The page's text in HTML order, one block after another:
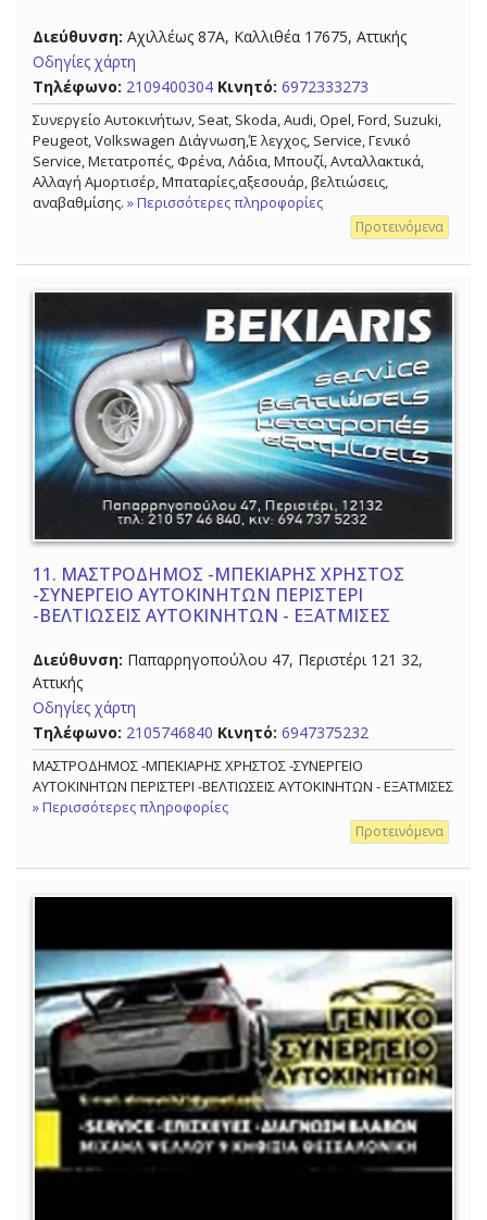
Διεύθυνση: Αχιλλέως 87Α, Καλλιθέα 17675, Αττικής
Οδηγίες χάρτη
Τηλέφωνο: 2109400304 Κινητό: 6972333273
Συνεργείο Αυτοκινήτων, Seat, Skoda, Audi, Opel, Ford, Suzuki,
Peugeot, Volkswagen Διάγνωση,Έ λεγχος, Service, Γενικό
Service, Μετατροπές, Φρένα, Λάδια, Μπουζί, Ανταλλακτικά,
Αλλαγή Αμορτισέρ, Μπαταρίες,αξεσουάρ, βελτιώσεις,
αναβαθμίσης. » Περισσότερες πληροφορίες
Προτεινόμενα
11. ΜΑΣΤΡΟΔΗΜΟΣ -ΜΠΕΚΙΑΡΗΣ ΧΡΗΣΤΟΣ
-ΣΥΝΕΡΓΕΙΟ ΑΥΤΟΚΙΝΗΤΩΝ ΠΕΡΙΣΤΕΡΙ
-ΒΕΛΤΙΩΣΕΙΣ ΑΥΤΟΚΙΝΗΤΩΝ - ΕΞΑΤΜΙΣΕΣ
Διεύθυνση: Παπαρρηγοπούλου 47, Περιστέρι 121 32,
Αττικής
Οδηγίες χάρτη
Τηλέφωνο: 2105746840 Κινητό: 6947375232
ΜΑΣΤΡΟΔΗΜΟΣ -ΜΠΕΚΙΑΡΗΣ ΧΡΗΣΤΟΣ -ΣΥΝΕΡΓΕΙΟ
ΑΥΤΟΚΙΝΗΤΩΝ ΠΕΡΙΣΤΕΡΙ -ΒΕΛΤΙΩΣΕΙΣ ΑΥΤΟΚΙΝΗΤΩΝ - ΕΞΑΤΜΙΣΕΣ
» Περισσότερες πληροφορίες
Προτεινόμενα